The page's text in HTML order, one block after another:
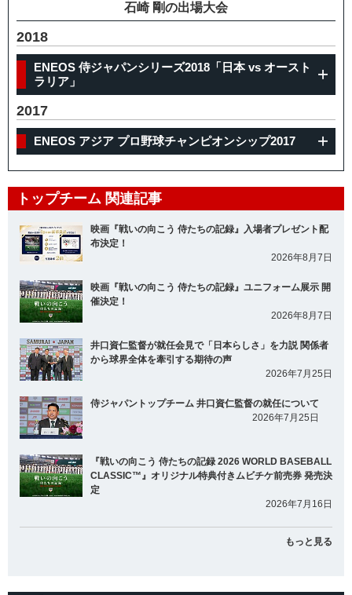
石崎 剛の出場大会
2018
ENEOS 侍ジャパンシリーズ2018「日本 vs オースト
ラリア」
2017
ENEOS アジア プロ野球チャンピオンシップ2017
トップチーム 関連記事
映画『戦いの向こう 侍たちの記録』入場者プレゼント配
布決定！
2026年8月7日
映画『戦いの向こう 侍たちの記録』ユニフォーム展示 開
催決定！
2026年8月7日
井口資仁監督が就任会見で「日本らしさ」を力説 関係者
から球界全体を牽引する期待の声
2026年7月25日
侍ジャパントップチーム 井口資仁監督の就任について
2026年7月25日
『戦いの向こう 侍たちの記録 2026 WORLD BASEBALL
CLASSIC™』オリジナル特典付きムビチケ前売券 発売決
定
2026年7月16日
もっと見る